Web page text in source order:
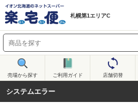
札幌第1エリアC
売場から探す ご利用ガイド 店舗切替
システムエラー